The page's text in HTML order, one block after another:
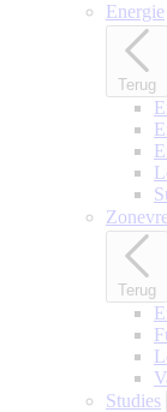
Energie
Terug
Terug
Studies